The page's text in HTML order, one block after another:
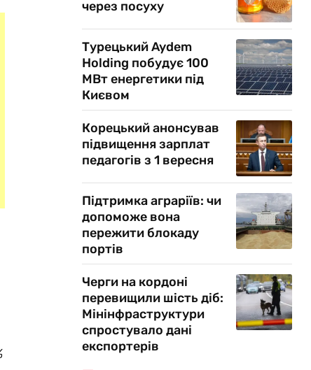
через посуху
Турецький Aydem
Holding побудує 100
МВт енергетики під
Києвом
Корецький анонсував
підвищення зарплат
педагогів з 1 вересня
Підтримка аграріїв: чи
допоможе вона
пережити блокаду
портів
Черги на кордоні
перевищили шість діб:
Мінінфраструктури
спростувало дані
експортерів